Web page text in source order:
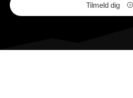
Tilmeld dig